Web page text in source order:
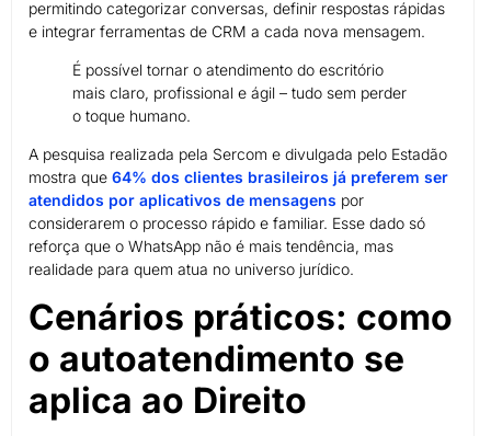
permitindo categorizar conversas, definir respostas rápidas
e integrar ferramentas de CRM a cada nova mensagem.
É possível tornar o atendimento do escritório
mais claro, profissional e ágil – tudo sem perder
o toque humano.
A pesquisa realizada pela Sercom e divulgada pelo Estadão
mostra que 64% dos clientes brasileiros já preferem ser
atendidos por aplicativos de mensagens por
considerarem o processo rápido e familiar. Esse dado só
reforça que o WhatsApp não é mais tendência, mas
realidade para quem atua no universo jurídico.
Cenários práticos: como
o autoatendimento se
aplica ao Direito